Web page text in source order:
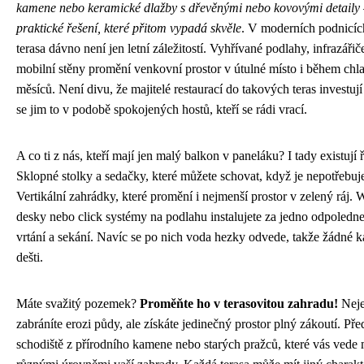
kamene nebo keramické dlažby s dřevěnými nebo kovovými detaily
praktické řešení, které přitom vypadá skvěle. V moderních
terasa dávno není jen letní záležitostí. Vyhřívané podlahy,
mobilní stěny promění venkovní prostor v útulné místo i během
měsíců. Není divu, že majitelé restaurací do takových teras
se jim to v podobě spokojených hostů, kteří se rádi vrací.
A co ti z nás, kteří mají jen malý balkon v paneláku? I tady existují
Sklopné stolky a sedačky, které můžete schovat, když je
Vertikální zahrádky, které promění i nejmenší prostor v zelený ráj.
desky nebo click systémy na podlahu instalujete za jedno
vrtání a sekání. Navíc se po nich voda hezky odvede, takže žádné
dešti.
Máte svažitý pozemek? Proměňte ho v terasovitou zahradu!
zabráníte erozi půdy, ale získáte jedinečný prostor plný zákoutí.
schodiště z přírodního kamene nebo starých pražců, které vás vede